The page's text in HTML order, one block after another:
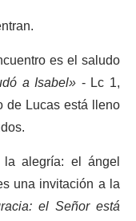
es el saludo
a Isabel» - Lc 1,
Lucas está lleno
alegría: el ángel
una invitación a la
el Señor está